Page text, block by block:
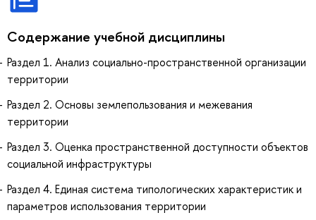
Содержание учебной дисциплины
Раздел 1. Анализ социально-пространственной организации
территории
Раздел 2. Основы землепользования и межевания
территории
Раздел 3. Оценка пространственной доступности объектов
социальной инфраструктуры
Раздел 4. Единая система типологических характеристик и
параметров использования территории